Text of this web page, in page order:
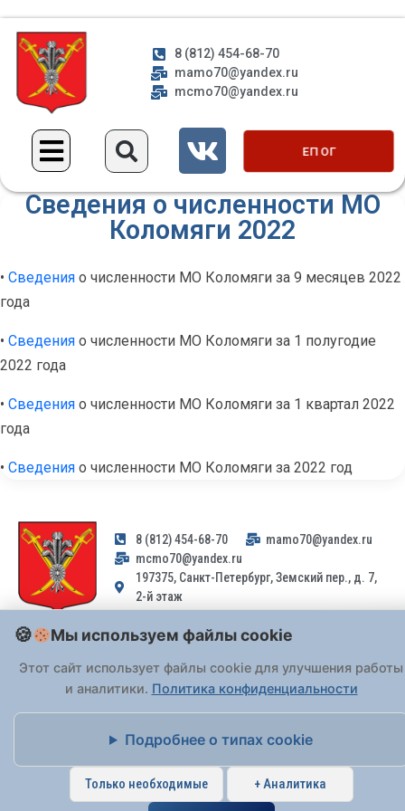
8 (812) 454-68-70
mamo70@yandex.ru
mcmo70@yandex.ru
ЕП ОГ
Сведения о численности МО
Коломяги 2022
• Сведения о численности МО Коломяги за 9 месяцев 2022
года
• Сведения о численности МО Коломяги за 1 полугодие
2022 года
• Сведения о численности МО Коломяги за 1 квартал 2022
года
• Сведения о численности МО Коломяги за 2022 год
8 (812) 454-68-70
mamo70@yandex.ru
mcmo70@yandex.ru
197375, Санкт-Петербург, Земский пер., д. 7,
2-й этаж
Заявления и обращения граждан и организаций, поступившие на
адрес email, не могут быть рассмотрены на основании
Федерального закона от 02.05.2006 № 59-ФЗ
. Обращения
принимаются только: по почте, черезпортал «Госуслуги» (ЕПГУ)
или лично при предъявлении паспорта.
На Сайте действуетПолитика обработки персональных данных.
Мы используем файлы cookie
Этот сайт использует файлы cookie для улучшения работы
и аналитики. Политика конфиденциальности
Подробнее о типах cookie
Только необходимые + Аналитика